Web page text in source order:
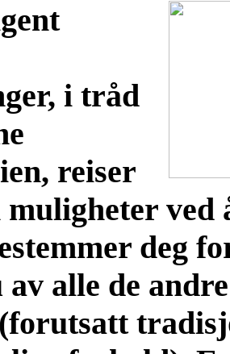
i tråd
reiser
muligheter ved
deg
alle de
(forutsatt